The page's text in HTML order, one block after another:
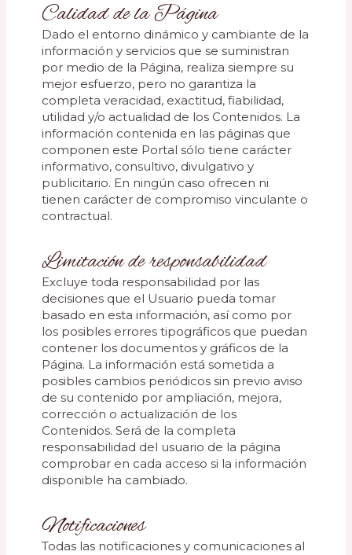
Calidad de la Página
Dado el entorno dinámico y cambiante de la
información y servicios que se suministran
por medio de la Página, realiza siempre su
mejor esfuerzo, pero no garantiza la
completa veracidad, exactitud, fiabilidad,
utilidad y/o actualidad de los Contenidos. La
información contenida en las páginas que
componen este Portal sólo tiene carácter
informativo, consultivo, divulgativo y
publicitario. En ningún caso ofrecen ni
tienen carácter de compromiso vinculante o
contractual.
Limitación de responsabilidad
Excluye toda responsabilidad por las
decisiones que el Usuario pueda tomar
basado en esta información, así como por
los posibles errores tipográficos que puedan
contener los documentos y gráficos de la
Página. La información está sometida a
posibles cambios periódicos sin previo aviso
de su contenido por ampliación, mejora,
corrección o actualización de los
Contenidos. Será de la completa
responsabilidad del usuario de la página
comprobar en cada acceso si la información
disponible ha cambiado.
Notificaciones
Todas las notificaciones y comunicaciones al